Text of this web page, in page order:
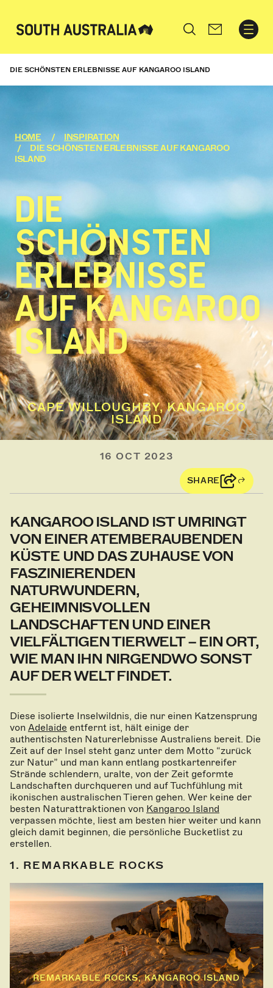
Search
DIE SCHÖNSTEN ERLEBNISSE AUF KANGAROO ISLAND
HOME
INSPIRATION
DIE SCHÖNSTEN ERLEBNISSE AUF KANGAROO
ISLAND
DIE
SCHÖNSTEN
ERLEBNISSE
AUF KANGAROO
ISLAND
CAPE WILLOUGHBY, KANGAROO
ISLAND
16 OCT 2023
SHARE
KANGAROO ISLAND IST UMRINGT
VON EINER ATEMBERAUBENDEN
KÜSTE UND DAS ZUHAUSE VON
FASZINIERENDEN
NATURWUNDERN,
GEHEIMNISVOLLEN
LANDSCHAFTEN UND EINER
VIELFÄLTIGEN TIERWELT – EIN ORT,
WIE MAN IHN NIRGENDWO SONST
AUF DER WELT FINDET.
Diese isolierte Inselwildnis, die nur einen Katzensprung
von Adelaide entfernt ist, hält einige der
authentischsten Naturerlebnisse Australiens bereit. Die
Zeit auf der Insel steht ganz unter dem Motto “zurück
zur Natur” und man kann entlang postkartenreifer
Strände schlendern, uralte, von der Zeit geformte
Landschaften durchqueren und auf Tuchfühlung mit
ikonischen australischen Tieren gehen. Wer keine der
besten Naturattraktionen von Kangaroo Island
verpassen möchte, liest am besten hier weiter und kann
gleich damit beginnen, die persönliche Bucketlist zu
erstellen.
1. REMARKABLE ROCKS
REMARKABLE ROCKS, KANGAROO ISLAND